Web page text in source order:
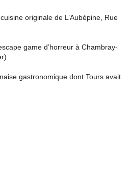
originale de L’Aubépine, Rue
game d’horreur à Chambray-
gastronomique dont Tours avait